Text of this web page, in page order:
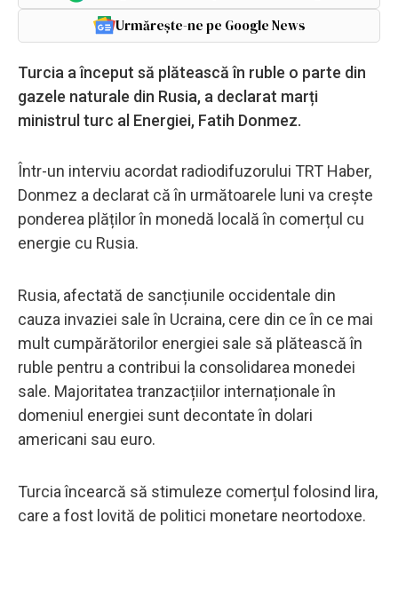
Urmărește-ne pe Google News
Turcia a început să plătească în ruble o parte din
gazele naturale din Rusia, a declarat marți
ministrul turc al Energiei, Fatih Donmez.
Într-un interviu acordat radiodifuzorului TRT Haber,
Donmez a declarat că în următoarele luni va crește
ponderea plăților în monedă locală în comerțul cu
energie cu Rusia.
Rusia, afectată de sancțiunile occidentale din
cauza invaziei sale în Ucraina, cere din ce în ce mai
mult cumpărătorilor energiei sale să plătească în
ruble pentru a contribui la consolidarea monedei
sale. Majoritatea tranzacțiilor internaționale în
domeniul energiei sunt decontate în dolari
americani sau euro.
Turcia încearcă să stimuleze comerțul folosind lira,
care a fost lovită de politici monetare neortodoxe.